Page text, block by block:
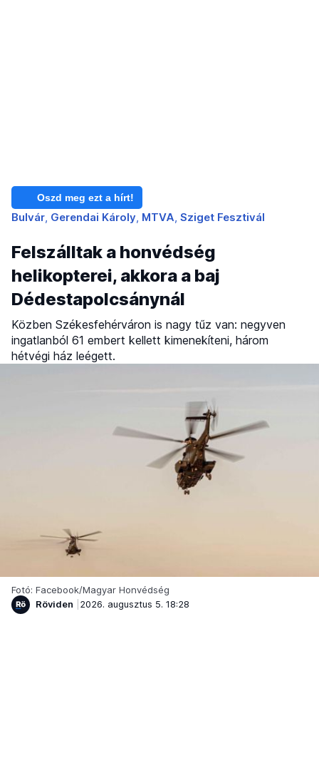
Oszd meg ezt a hírt!
Bulvár Gerendai Károly MTVA Sziget Fesztivál
Felszálltak a honvédség
helikopterei, akkora a baj
Dédestapolcsánynál
Közben Székesfehérváron is nagy tűz van: negyven
ingatlanból 61 embert kellett kimenekíteni, három
hétvégi ház leégett.
Fotó: Facebook/Magyar Honvédség
Röviden
2026. augusztus 5. 18:28